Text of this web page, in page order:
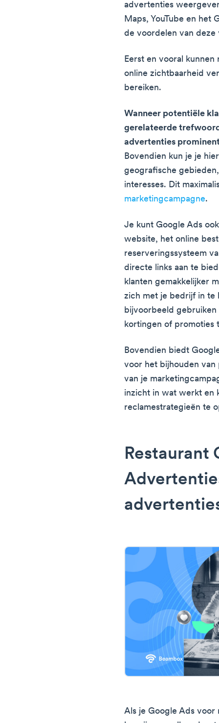
advertenties
Maps, YouTube en het
de voordelen van
Eerst en vooral kunnen
online zichtbaarheid
bereiken.
Wanneer potentiële
gerelateerde
advertenties
Bovendien kun je je
geografische
interesses. Dit
marketingcampagne.
Je kunt Google Ads
website, het online
reserveringssysteem
directe links aan te
klanten gemakkelijker
zich met je bedrijf in te
bijvoorbeeld gebruiken
kortingen of promoties
Bovendien biedt
voor het bijhouden
van je
inzicht in wat werkt en
reclamestrategieën te
Restaurant
Als je Google Ads voor